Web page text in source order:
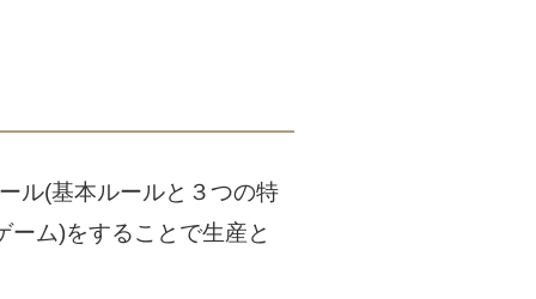
ル(基本ルールと３つの特
ム)をすることで生産と